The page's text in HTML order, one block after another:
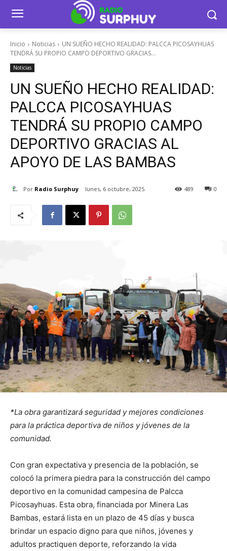
Inicio Noticias
UN SUEÑO HECHO REALIDAD: PALCCA PICOSAYHUAS
TENDRÁ SU PROPIO CAMPO DEPORTIVO GRACIAS...
Noticias
UN SUEÑO HECHO REALIDAD:
PALCCA PICOSAYHUAS
TENDRÁ SU PROPIO CAMPO
DEPORTIVO GRACIAS AL
APOYO DE LAS BAMBAS
Por Radio Surphuy lunes, 6 octubre, 2025 0
489
*La obra garantizará seguridad y mejores condiciones
para la práctica deportiva de niños y jóvenes de la
comunidad.
Con gran expectativa y presencia de la población, se
colocó la primera piedra para la construcción del campo
deportivo en la comunidad campesina de Palcca
Picosayhuas. Esta obra, financiada por Minera Las
Bambas, estará lista en un plazo de 45 días y busca
brindar un espacio digno para que niños, jóvenes y
adultos practiquen deporte, reforzando la vida